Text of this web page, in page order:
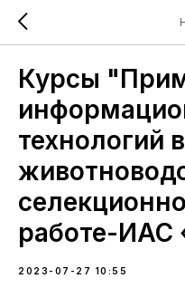
Курсы
технологий
работе-
2023-07-27 10:55